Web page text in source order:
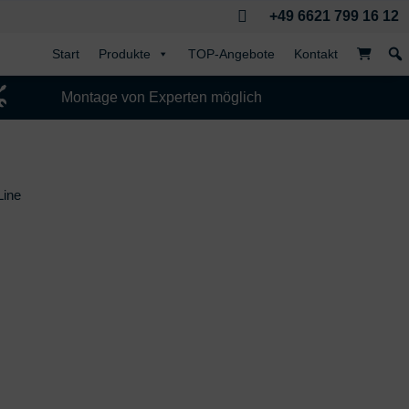
 +49 6621 799 16 12
Start Produkte TOP-Angebote Kontakt
Montage von Experten möglich